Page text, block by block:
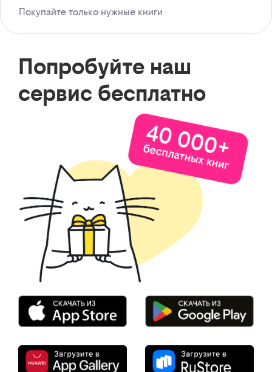
Покупайте только нужные книги
Попробуйте наш
сервис бесплатно